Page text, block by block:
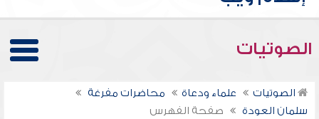
الصوتيات
الصوتيات علماء ودعاة
محاضرات مفرغة
سلمان العودة
صفحة الفهرس